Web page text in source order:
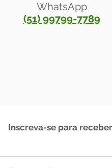
WhatsApp
(51) 99799-7789
Inscreva-se para